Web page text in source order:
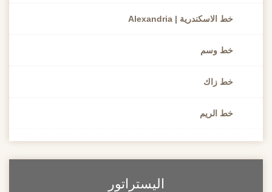
خط الاسكندرية | Alexandria
خط وسم
خط زاك
خط الريم
اليستراتور